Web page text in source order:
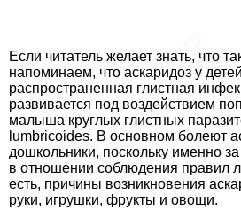
Если читатель желает знать, что
напоминаем, что аскаридоз у
распространенная глистная
развивается под воздействием
малыша круглых глистных
lumbricoides. В основном болеют
дошкольники, поскольку именно
в отношении соблюдения правил
есть, причины возникновения
руки, игрушки, фрукты и овощи.